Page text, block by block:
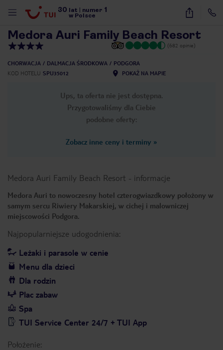
30 lat numer 1
w Polsce
45
Medora Auri Family Beach Resort
(682 opinie)
CHORWACJA DALMACJA ŚRODKOWA
PODGORA
KOD HOTELU SPU35012 POKAŻ NA MAPIE
Ups, ta oferta nie jest dostępna.
Przygotowaliśmy dla Ciebie
podobne oferty:
Zobacz inne ceny i terminy »
Medora Auri Family Beach Resort - informacje
Medora Auri to nowoczesny hotel czterogwiazdkowy położony w
samym sercu Riwiery Makarskiej, w cichej i malowniczej
miejscowości Podgora.
Najpopularniejsze udogodnienia:
Leżaki i parasole w cenie
Menu dla dzieci
Dla rodzin
Plac zabaw
Spa
TUI Service Center 24/7 + TUI App
Położenie: